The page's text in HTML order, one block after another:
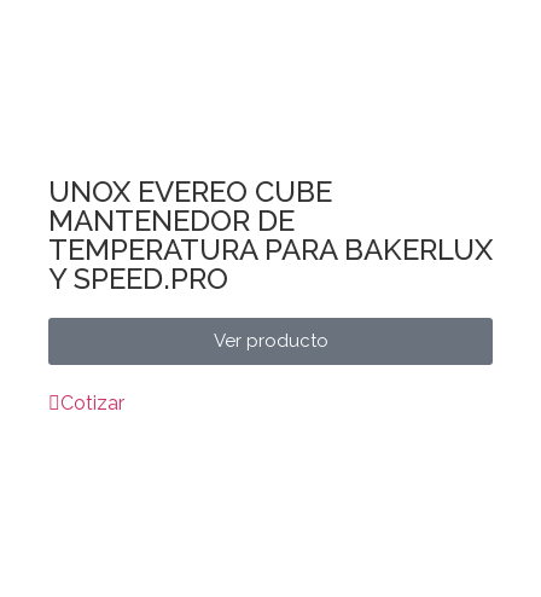
UNOX EVEREO CUBE
MANTENEDOR DE
TEMPERATURA PARA BAKERLUX
Y SPEED.PRO
Ver producto
Cotizar